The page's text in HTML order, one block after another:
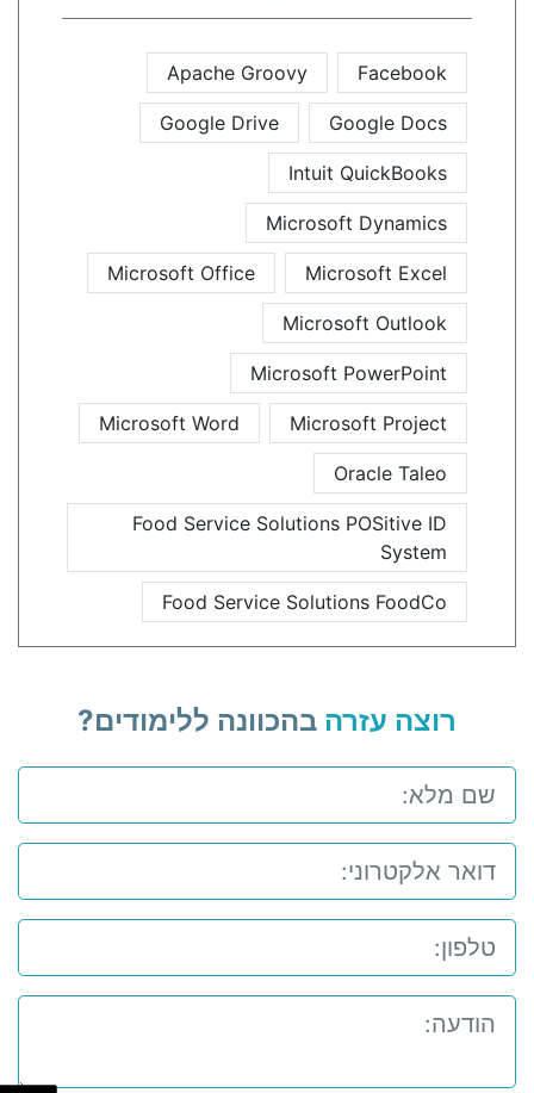
Facebook
Apache Groovy
Google Docs
Google Drive
Intuit QuickBooks
Microsoft Dynamics
Microsoft Excel
Microsoft Office
Microsoft Outlook
Microsoft PowerPoint
Microsoft Project
Microsoft Word
Oracle Taleo
Food Service Solutions POSitive ID
System
Food Service Solutions FoodCo
רוצה עזרה בהכוונה ללימודים?